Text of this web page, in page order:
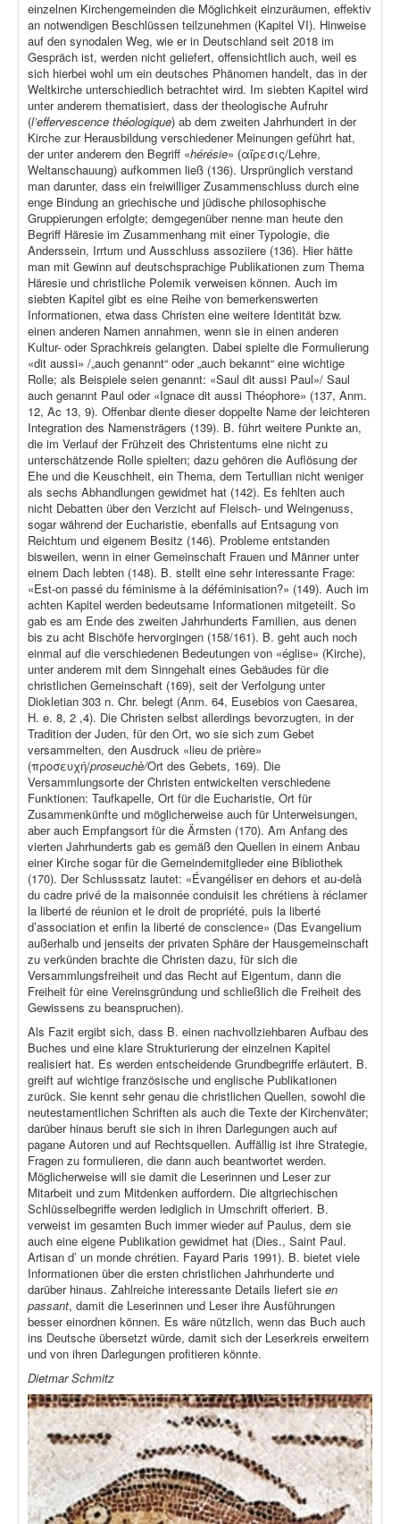
einzelnen Kirchengemeinden die Möglichkeit einzuräumen, effektiv
an notwendigen Beschlüssen teilzunehmen (Kapitel VI). Hinweise
auf den synodalen Weg, wie er in Deutschland seit 2018 im
Gespräch ist, werden nicht geliefert, offensichtlich auch, weil es
sich hierbei wohl um ein deutsches Phänomen handelt, das in der
Weltkirche unterschiedlich betrachtet wird. Im siebten Kapitel wird
unter anderem thematisiert, dass der theologische Aufruhr
(l’effervescence théologique) ab dem zweiten Jahrhundert in der
Kirche zur Herausbildung verschiedener Meinungen geführt hat,
der unter anderem den Begriff «hérésie» (αἵρεσις/Lehre,
Weltanschauung) aufkommen ließ (136). Ursprünglich verstand
man darunter, dass ein freiwilliger Zusammenschluss durch eine
enge Bindung an griechische und jüdische philosophische
Gruppierungen erfolgte; demgegenüber nenne man heute den
Begriff Häresie im Zusammenhang mit einer Typologie, die
Anderssein, Irrtum und Ausschluss assoziiere (136). Hier hätte
man mit Gewinn auf deutschsprachige Publikationen zum Thema
Häresie und christliche Polemik verweisen können. Auch im
siebten Kapitel gibt es eine Reihe von bemerkenswerten
Informationen, etwa dass Christen eine weitere Identität bzw.
einen anderen Namen annahmen, wenn sie in einen anderen
Kultur- oder Sprachkreis gelangten. Dabei spielte die Formulierung
«dit aussi» /„auch genannt“ oder „auch bekannt“ eine wichtige
Rolle; als Beispiele seien genannt: «Saul dit aussi Paul»/ Saul
auch genannt Paul oder «Ignace dit aussi Théophore» (137, Anm.
12, Ac 13, 9). Offenbar diente dieser doppelte Name der leichteren
Integration des Namensträgers (139). B. führt weitere Punkte an,
die im Verlauf der Frühzeit des Christentums eine nicht zu
unterschätzende Rolle spielten; dazu gehören die Auflösung der
Ehe und die Keuschheit, ein Thema, dem Tertullian nicht weniger
als sechs Abhandlungen gewidmet hat (142). Es fehlten auch
nicht Debatten über den Verzicht auf Fleisch- und Weingenuss,
sogar während der Eucharistie, ebenfalls auf Entsagung von
Reichtum und eigenem Besitz (146). Probleme entstanden
bisweilen, wenn in einer Gemeinschaft Frauen und Männer unter
einem Dach lebten (148). B. stellt eine sehr interessante Frage:
«Est-on passé du féminisme à la déféminisation?» (149). Auch im
achten Kapitel werden bedeutsame Informationen mitgeteilt. So
gab es am Ende des zweiten Jahrhunderts Familien, aus denen
bis zu acht Bischöfe hervorgingen (158/161). B. geht auch noch
einmal auf die verschiedenen Bedeutungen von «église» (Kirche),
unter anderem mit dem Sinngehalt eines Gebäudes für die
christlichen Gemeinschaft (169), seit der Verfolgung unter
Diokletian 303 n. Chr. belegt (Anm. 64, Eusebios von Caesarea,
H. e. 8, 2 ,4). Die Christen selbst allerdings bevorzugten, in der
Tradition der Juden, für den Ort, wo sie sich zum Gebet
versammelten, den Ausdruck «lieu de prière»
(προσευχή/proseuchè/Ort des Gebets, 169). Die
Versammlungsorte der Christen entwickelten verschiedene
Funktionen: Taufkapelle, Ort für die Eucharistie, Ort für
Zusammenkünfte und möglicherweise auch für Unterweisungen,
aber auch Empfangsort für die Ärmsten (170). Am Anfang des
vierten Jahrhunderts gab es gemäß den Quellen in einem Anbau
einer Kirche sogar für die Gemeindemitglieder eine Bibliothek
(170). Der Schlusssatz lautet: «Évangéliser en dehors et au-delà
du cadre privé de la maisonnée conduisit les chrétiens à réclamer
la liberté de réunion et le droit de propriété, puis la liberté
d’association et enfin la liberté de conscience» (Das Evangelium
außerhalb und jenseits der privaten Sphäre der Hausgemeinschaft
zu verkünden brachte die Christen dazu, für sich die
Versammlungsfreiheit und das Recht auf Eigentum, dann die
Freiheit für eine Vereinsgründung und schließlich die Freiheit des
Gewissens zu beanspruchen).
Als Fazit ergibt sich, dass B. einen nachvollziehbaren Aufbau des
Buches und eine klare Strukturierung der einzelnen Kapitel
realisiert hat. Es werden entscheidende Grundbegriffe erläutert. B.
greift auf wichtige französische und englische Publikationen
zurück. Sie kennt sehr genau die christlichen Quellen, sowohl die
neutestamentlichen Schriften als auch die Texte der Kirchenväter;
darüber hinaus beruft sie sich in ihren Darlegungen auch auf
pagane Autoren und auf Rechtsquellen. Auffällig ist ihre Strategie,
Fragen zu formulieren, die dann auch beantwortet werden.
Möglicherweise will sie damit die Leserinnen und Leser zur
Mitarbeit und zum Mitdenken auffordern. Die altgriechischen
Schlüsselbegriffe werden lediglich in Umschrift offeriert. B.
verweist im gesamten Buch immer wieder auf Paulus, dem sie
auch eine eigene Publikation gewidmet hat (Dies., Saint Paul.
Artisan d’ un monde chrétien. Fayard Paris 1991). B. bietet viele
Informationen über die ersten christlichen Jahrhunderte und
darüber hinaus. Zahlreiche interessante Details liefert sie en
passant, damit die Leserinnen und Leser ihre Ausführungen
besser einordnen können. Es wäre nützlich, wenn das Buch auch
ins Deutsche übersetzt würde, damit sich der Leserkreis erweitern
und von ihren Darlegungen profitieren könnte.
Dietmar Schmitz